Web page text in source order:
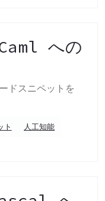
への
ドスニペットを
ト
人工知能